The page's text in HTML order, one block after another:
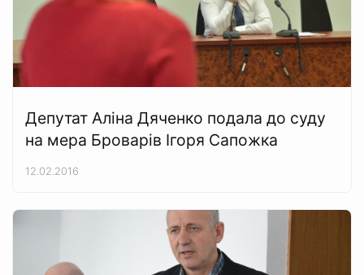
Депутат Аліна Дяченко подала до суду
на мера Броварів Ігоря Сапожка
12.02.2016